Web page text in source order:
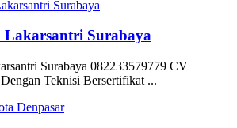
Lakarsantri Surabaya
Surabaya 082233579779 CV
Teknisi Bersertifikat ...